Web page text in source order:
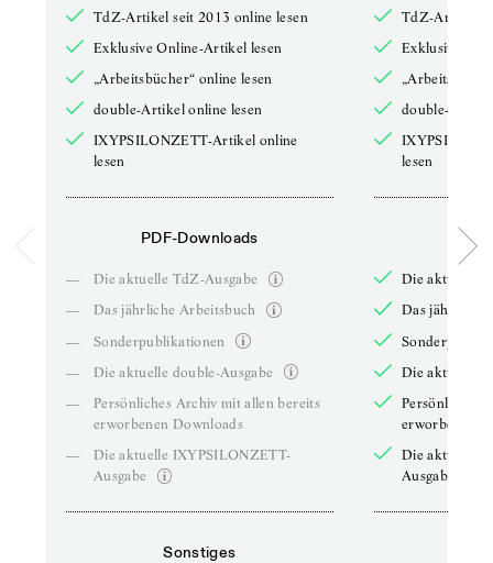
TdZ-Artikel seit 2013 online lesen
Exklusive Online-Artikel lesen
„Arbeitsbücher“ online lesen
double-Artikel online lesen
IXYPSILONZETT-Artikel online
lesen
PDF-Downloads
—
Die aktuelle TdZ-Ausgabe
—
Das jährliche Arbeitsbuch
—
Sonderpublikationen
—
Die aktuelle double-Ausgabe
—
Persönliches Archiv mit allen bereits
erworbenen Downloads
—
Die aktuelle IXYPSILONZETT-
Ausgabe
Sonstiges
TdZ-Artikel
Exklusive
double-
lesen
Die aktuelle
Das jährliche
Die aktuelle
Persönliches
erworbenen
Die aktuelle
Ausgabe